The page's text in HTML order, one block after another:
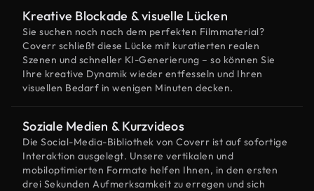
Kreative Blockade & visuelle Lücken
Sie suchen noch nach dem perfekten Filmmaterial?
Coverr schließt diese Lücke mit kuratierten realen
Szenen und schneller KI-Generierung – so können Sie
Ihre kreative Dynamik wieder entfesseln und Ihren
visuellen Bedarf in wenigen Minuten decken.
Soziale Medien & Kurzvideos
Die Social-Media-Bibliothek von Coverr ist auf sofortige
Interaktion ausgelegt. Unsere vertikalen und
mobiloptimierten Formate helfen Ihnen, in den ersten
drei Sekunden Aufmerksamkeit zu erregen und sich